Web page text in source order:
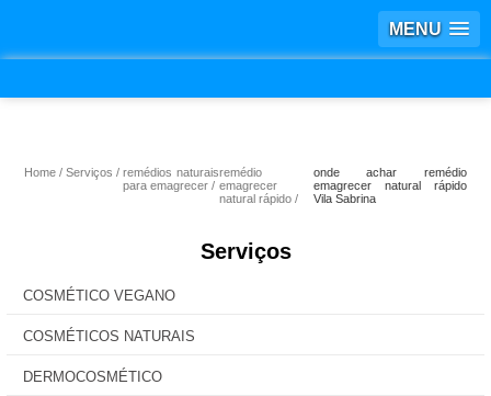
MENU
Home Serviços
remédios naturais
para emagrecer
remédio
emagrecer
natural rápido
onde achar remédio
emagrecer natural rápido
Vila Sabrina
Serviços
COSMÉTICO VEGANO
COSMÉTICOS NATURAIS
DERMOCOSMÉTICO